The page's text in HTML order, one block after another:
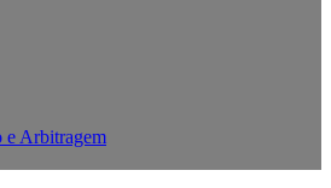
e Arbitragem